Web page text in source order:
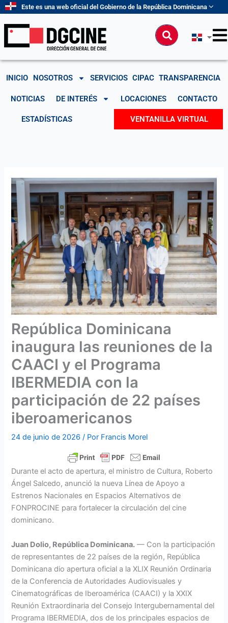
contenido
Este es una web oficial del Gobierno de la República Dominicana
Buscar
INICIO NOSOTROS SERVICIOS CIPAC TRANSPARENCIA
NOTICIAS DE INTERÉS LOCACIONES CONTACTO
ESTADÍSTICAS VENTANILLA VIRTUAL
República Dominicana
inaugura las reuniones de la
CAACI y el Programa
IBERMEDIA con la
participación de 22 países
iberoamericanos
24 de junio de 2026/ Por Francis Morel
Durante el acto de apertura, el ministro de Cultura, Roberto
Ángel Salcedo, anunció la nueva Línea de Apoyo a
Estrenos Nacionales en Espacios Alternativos de
FONPROCINE para fortalecer la circulación del cine
dominicano.
Juan Dolio, República Dominicana. — Con la participación
de representantes de 22 países de la región, República
Dominicana dio apertura oficial a la XLIX Reunión Ordinaria
de la Conferencia de Autoridades Audiovisuales y
Cinematográficas de Iberoamérica (CAACI) y la XXIX
Reunión Extraordinaria del Consejo Intergubernamental del
Programa IBERMEDIA, dos de los principales espacios de